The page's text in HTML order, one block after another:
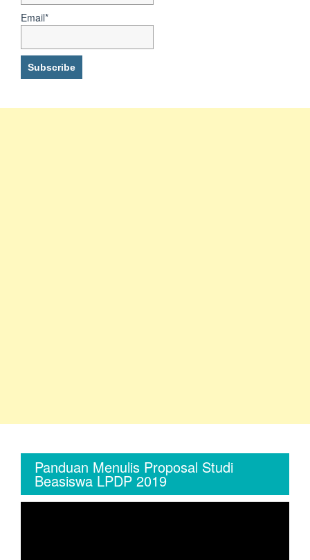
Email*
Panduan Menulis Proposal Studi
Beasiswa LPDP 2019